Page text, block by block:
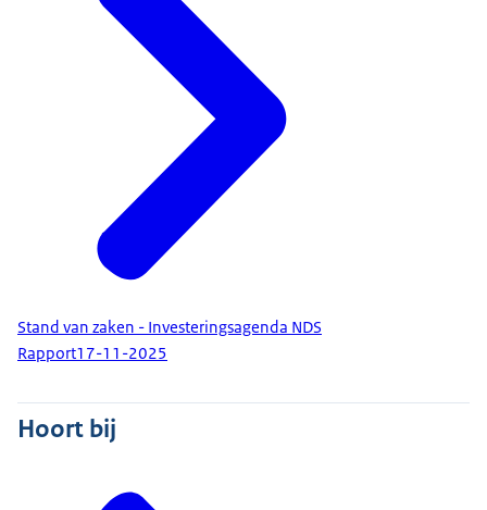
Stand van zaken - Investeringsagenda NDS
Rapport17-11-2025
Hoort bij